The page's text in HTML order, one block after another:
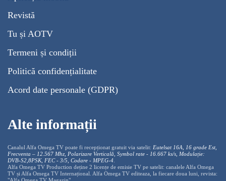
Revistă
Tu și AOTV
Termeni și condiții
Politică confidențialitate
Acord date personale (GDPR)
Alte informații
Canalul Alfa Omega TV poate fi recepționat gratuit via satelit: Eutelsat 16A, 16 grade Est,
Frecventa – 12.567 Mhz, Polarizare Verticală, Symbol rate - 16.667 ks/s, Modulație:
DVB-S2,8PSK, FEC - 3/5, Codare - MPEG-4
Alfa Omega TV Production deține 2 licențe de emisie TV pe satelit: canalele Alfa Omega
TV și Alfa Omega TV Internațional. Alfa Omega TV editeaza, la fiecare doua luni, revista: